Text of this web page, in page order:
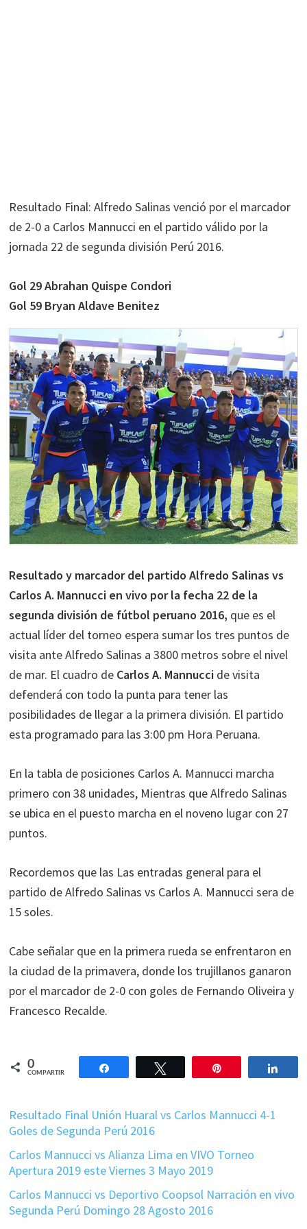
Resultado Final: Alfredo Salinas venció por el marcador
de 2-0 a Carlos Mannucci en el partido válido por la
jornada 22 de segunda división Perú 2016.
Gol 29 Abrahan Quispe Condori
Gol 59 Bryan Aldave Benitez
Resultado y marcador del partido Alfredo Salinas vs
Carlos A. Mannucci en vivo por la fecha 22 de la
segunda división de fútbol peruano 2016, que es el
actual líder del torneo espera sumar los tres puntos de
visita ante Alfredo Salinas a 3800 metros sobre el nivel
de mar. El cuadro de Carlos A. Mannucci de visita
defenderá con todo la punta para tener las
posibilidades de llegar a la primera división. El partido
esta programado para las 3:00 pm Hora Peruana.
En la tabla de posiciones Carlos A. Mannucci marcha
primero con 38 unidades, Mientras que Alfredo Salinas
se ubica en el puesto marcha en el noveno lugar con 27
puntos.
Recordemos que las Las entradas general para el
partido de Alfredo Salinas vs Carlos A. Mannucci sera de
15 soles.
Cabe señalar que en la primera rueda se enfrentaron en
la ciudad de la primavera, donde los trujillanos ganaron
por el marcador de 2-0 con goles de Fernando Oliveira y
Francesco Recalde.
0
COMPARTIR
Compartir
Resultado Final Unión Huaral vs Carlos Mannucci 4-1
Goles de Segunda Perú 2016
Carlos Mannucci vs Alianza Lima en VIVO Torneo
Apertura 2019 este Viernes 3 Mayo 2019
Carlos Mannucci vs Deportivo Coopsol Narración en vivo
Segunda Perú Domingo 28 Agosto 2016